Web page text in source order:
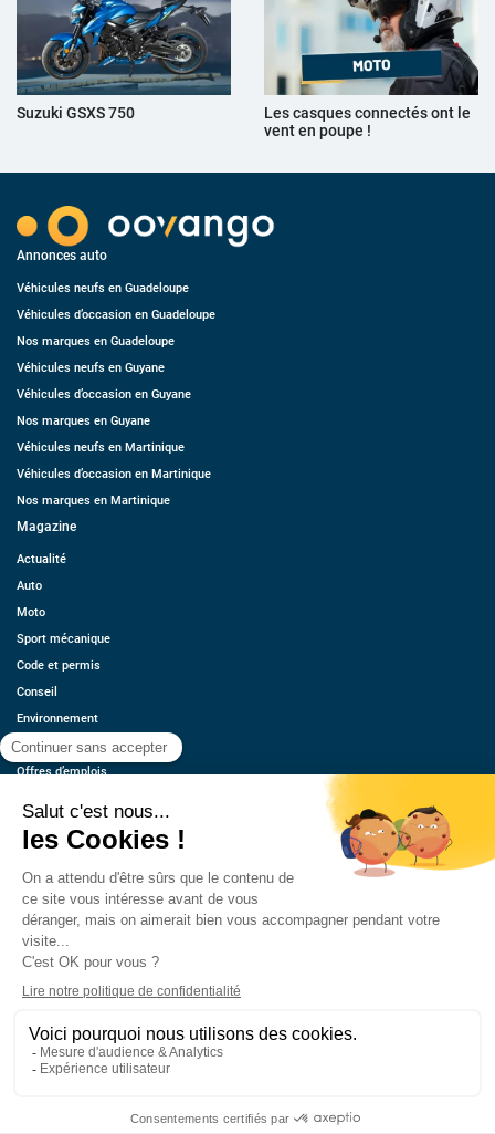
Suzuki GSXS 750
Les casques connectés ont le
vent en poupe !
Annonces auto
Véhicules neufs en Guadeloupe
Véhicules d’occasion en Guadeloupe
Nos marques en Guadeloupe
Véhicules neufs en Guyane
Véhicules d’occasion en Guyane
Nos marques en Guyane
Véhicules neufs en Martinique
Véhicules d’occasion en Martinique
Nos marques en Martinique
Magazine
Actualité
Auto
Moto
Sport mécanique
Code et permis
Conseil
Environnement
Économie
Offres d’emplois
Contact
Estimez votre voiture
Mentions légales
CGU